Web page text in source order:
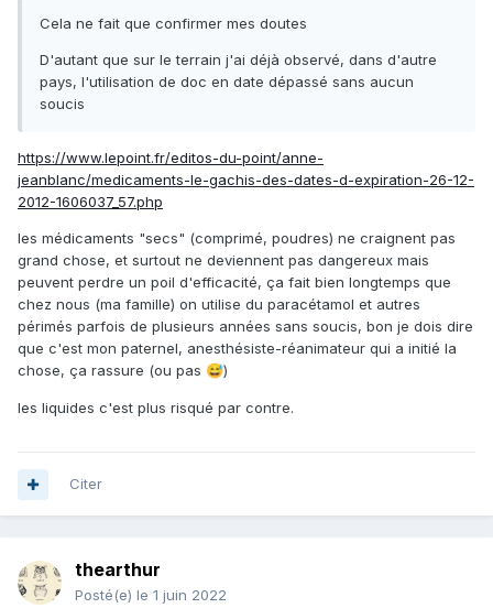
Cela ne fait que confirmer mes doutes
D'autant que sur le terrain j'ai déjà observé, dans d'autre
pays, l'utilisation de doc en date dépassé sans aucun
soucis
https://www.lepoint.fr/editos-du-point/anne-
jeanblanc/medicaments-le-gachis-des-dates-d-expiration-26-12-
2012-1606037_57.php
les médicaments "secs" (comprimé, poudres) ne craignent pas
grand chose, et surtout ne deviennent pas dangereux mais
peuvent perdre un poil d'efficacité, ça fait bien longtemps que
chez nous (ma famille) on utilise du paracétamol et autres
périmés parfois de plusieurs années sans soucis, bon je dois dire
que c'est mon paternel, anesthésiste-réanimateur qui a initié la
chose, ça rassure (ou pas 😅)
les liquides c'est plus risqué par contre.
Citer
thearthur
Posté(e) le 1 juin 2022